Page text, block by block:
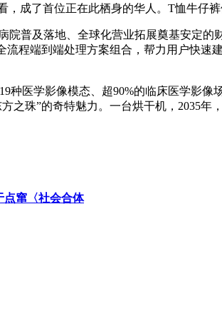
成了首位正在此栖身的华人。T恤牛仔裤
及落地、全球化营业拓展奠基安定的
程端到端处理方案组合，帮力用户快速
医学影像模态、超90%的临床医学影像
珠”的奇特魅力。一台烘干机，2035年
点窜〈社会合体